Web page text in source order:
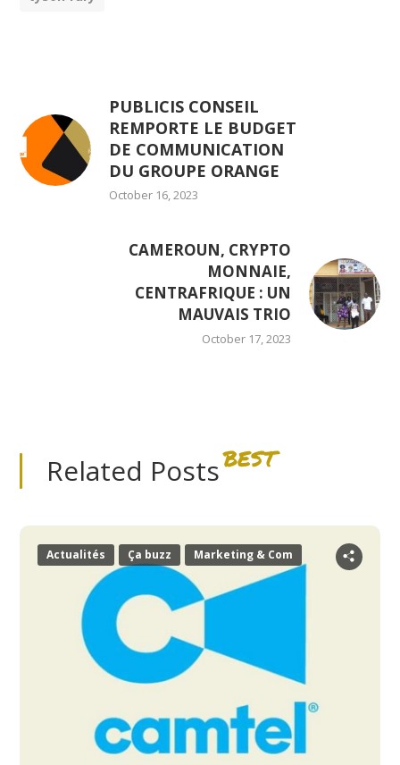
PUBLICIS CONSEIL
REMPORTE LE BUDGET
DE COMMUNICATION
DU GROUPE ORANGE
October 16, 2023
CAMEROUN, CRYPTO
MONNAIE,
CENTRAFRIQUE : UN
MAUVAIS TRIO
October 17, 2023
Related PostsBEST
Actualités Ça buzz Marketing & Com